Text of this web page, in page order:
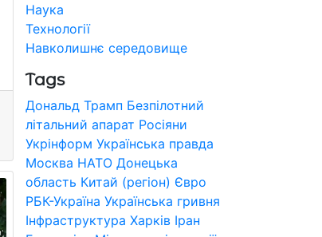
Наука
Технології
Навколишнє середовище
Tags
Дональд Трамп Безпілотний
літальний апарат Росіяни
Укрінформ Українська правда
Москва НАТО Донецька
область Китай (регіон) Євро
РБК-Україна Українська гривня
Інфраструктура Харків Іран